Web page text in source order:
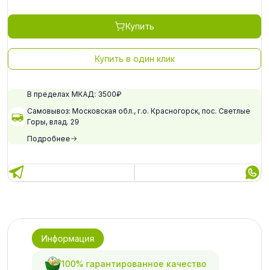
Купить
Купить в один клик
В пределах МКАД: 3500₽
Самовывоз: Московская обл., г.о. Красногорск, пос. Светлые
Горы, влад. 29
Подробнее
Информация
100% гарантированное качество